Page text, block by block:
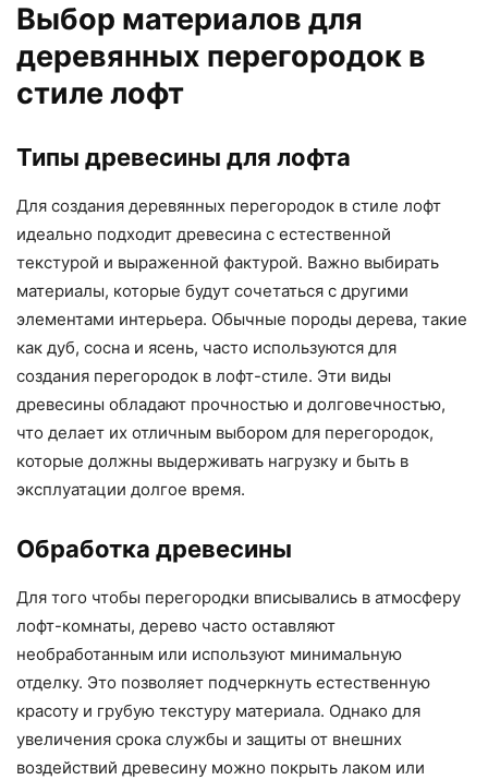
Выбор материалов для
деревянных перегородок в
стиле лофт
Типы древесины для лофта
Для создания деревянных перегородок в стиле лофт
идеально подходит древесина с естественной
текстурой и выраженной фактурой. Важно выбирать
материалы, которые будут сочетаться с другими
элементами интерьера. Обычные породы дерева, такие
как дуб, сосна и ясень, часто используются для
создания перегородок в лофт-стиле. Эти виды
древесины обладают прочностью и долговечностью,
что делает их отличным выбором для перегородок,
которые должны выдерживать нагрузку и быть в
эксплуатации долгое время.
Обработка древесины
Для того чтобы перегородки вписывались в атмосферу
лофт-комнаты, дерево часто оставляют
необработанным или используют минимальную
отделку. Это позволяет подчеркнуть естественную
красоту и грубую текстуру материала. Однако для
увеличения срока службы и защиты от внешних
воздействий древесину можно покрыть лаком или